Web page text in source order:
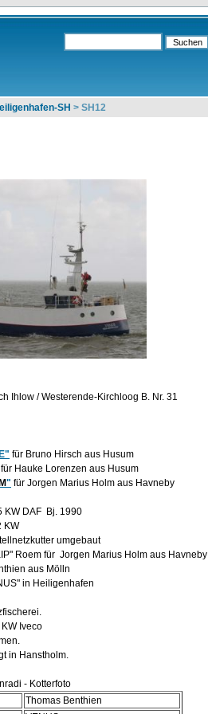
SH > SH12
Ihlow / Westerende-Kirchloog B. Nr. 31
für Bruno Hirsch aus Husum
Hauke Lorenzen aus Husum
" für Jorgen Marius Holm aus Havneby
KW DAF Bj. 1990
KW
umgebaut
Roem für Jorgen Marius Holm aus Havneby
aus Mölln
in Heiligenhafen
Iveco
in Hanstholm.
- Kotterfoto
Thomas Benthien